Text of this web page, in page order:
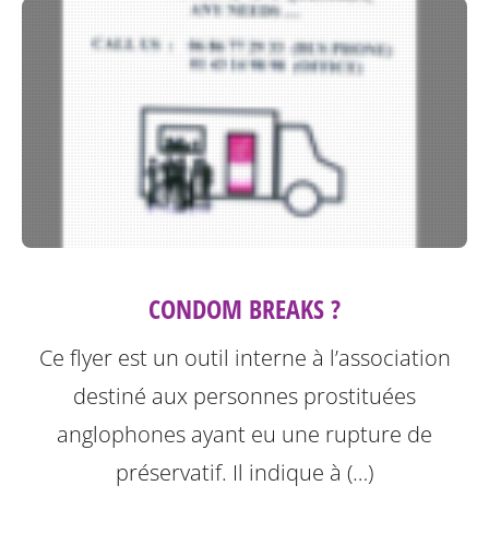
CONDOM BREAKS ?
Ce flyer est un outil interne à l’association
destiné aux personnes prostituées
anglophones ayant eu une rupture de
préservatif. Il indique à (…)